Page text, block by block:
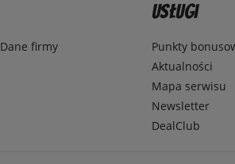
Dane firmy
Usługi
Punkty
Aktualności
Mapa serwisu
Newsletter
DealClub